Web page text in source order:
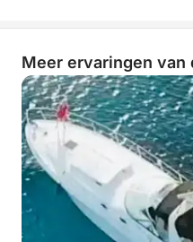
Meer ervaringen van